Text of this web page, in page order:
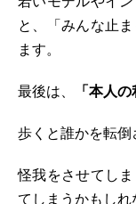
と、「みんな止
ます。
最後は、 「本人
歩くと誰かを転倒
怪我をさせてし
てしまうかもしれ